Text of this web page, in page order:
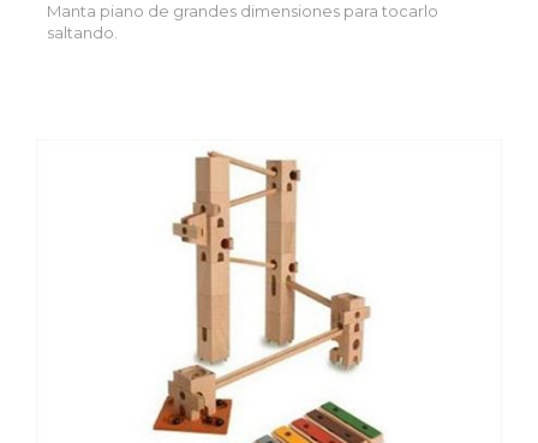
Manta piano de grandes dimensiones para tocarlo
saltando.